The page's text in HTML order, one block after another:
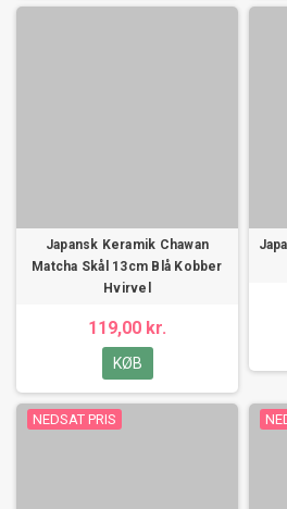
Japansk Keramik Chawan
Matcha Skål 13cm Blå Kobber
Hvirvel
119,00 kr.
KØB
NEDSAT PRIS